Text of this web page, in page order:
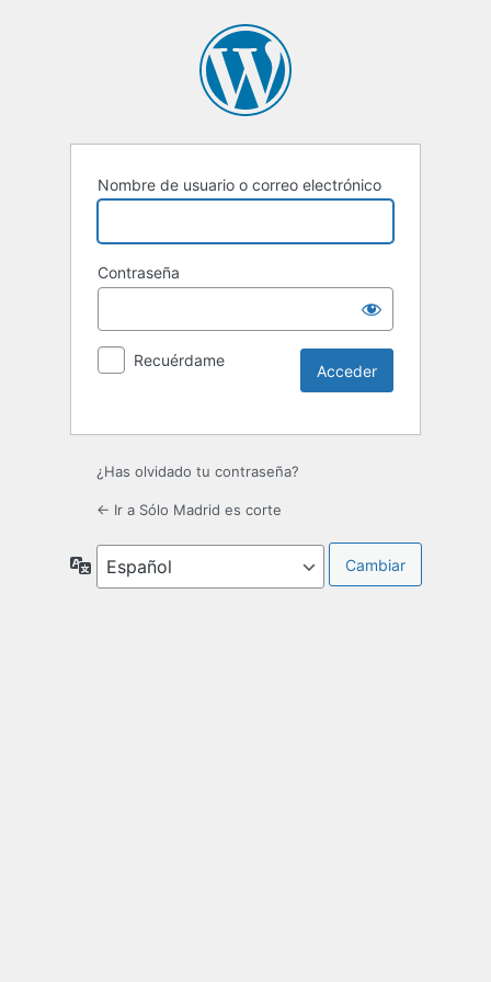
Nombre de usuario o correo electrónico
Contraseña
Recuérdame
¿Has olvidado tu contraseña?
← Ir a Sólo Madrid es corte
Idioma